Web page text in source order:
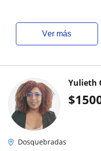
ver más
$
Yulieth
Dosquebradas